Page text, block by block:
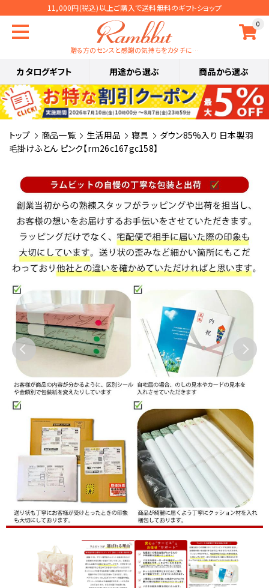
11,000円(税込)以上ご購入で送料無料のギフトショップ
0
贈る方のセンスと感謝の気持ちをカタチに…
カタログギフト 用途から選ぶ 商品から選ぶ
トップ 商品一覧 生活用品 寝具
ダウン85%入り 日本製羽
毛掛けふとん ピンク【rm26c167gc158】